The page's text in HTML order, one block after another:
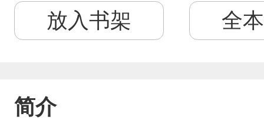
放入书架 全
简介